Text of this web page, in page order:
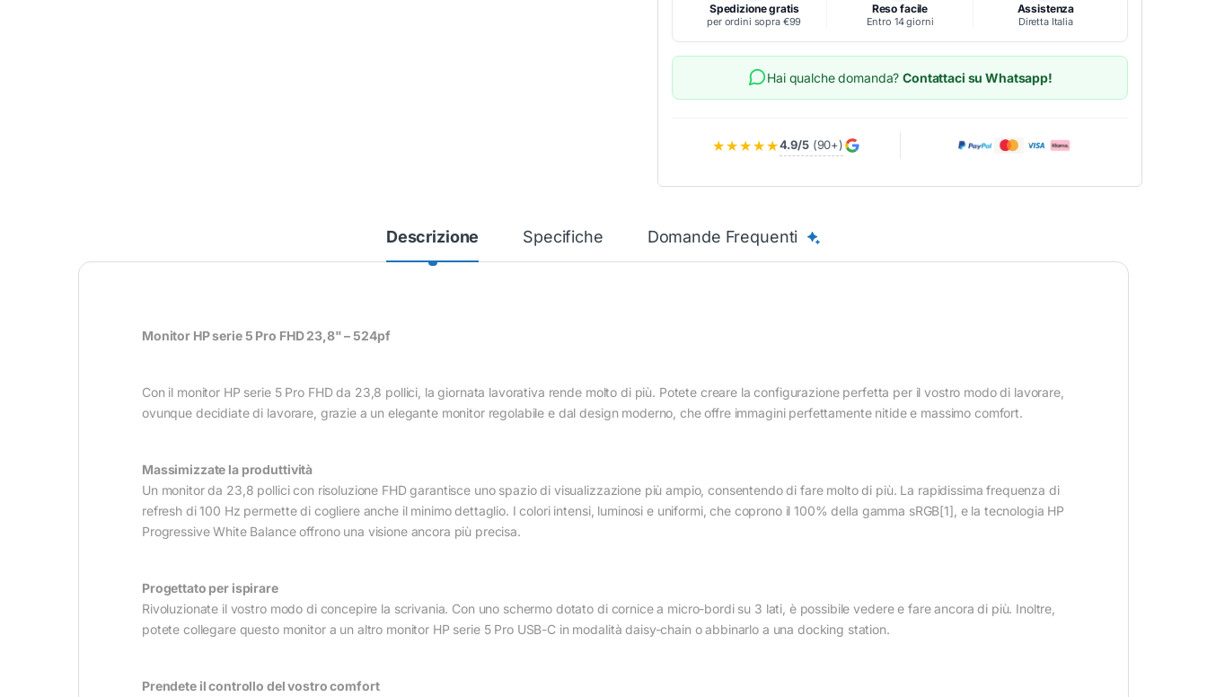
Spedizione gratis
per ordini sopra €99
Reso facile
Entro 14 giorni
Assistenza
Diretta Italia
Hai qualche domanda?Contattaci su Whatsapp!
★★★★★4.9/5(90+)
Descrizione Specifiche Domande Frequenti
Monitor HP serie 5 Pro FHD 23,8" – 524pf
Con il monitor HP serie 5 Pro FHD da 23,8 pollici, la giornata lavorativa rende molto di più. Potete creare la configurazione perfetta per il vostro modo di lavorare,
ovunque decidiate di lavorare, grazie a un elegante monitor regolabile e dal design moderno, che offre immagini perfettamente nitide e massimo comfort.
Massimizzate la produttività
Un monitor da 23,8 pollici con risoluzione FHD garantisce uno spazio di visualizzazione più ampio, consentendo di fare molto di più. La rapidissima frequenza di
refresh di 100 Hz permette di cogliere anche il minimo dettaglio. I colori intensi, luminosi e uniformi, che coprono il 100% della gamma sRGB[1], e la tecnologia HP
Progressive White Balance offrono una visione ancora più precisa.
Progettato per ispirare
Rivoluzionate il vostro modo di concepire la scrivania. Con uno schermo dotato di cornice a micro-bordi su 3 lati, è possibile vedere e fare ancora di più. Inoltre,
potete collegare questo monitor a un altro monitor HP serie 5 Pro USB-C in modalità daisy-chain o abbinarlo a una docking station.
Prendete il controllo del vostro comfort